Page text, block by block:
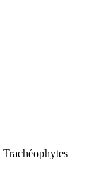
Trachéophytes